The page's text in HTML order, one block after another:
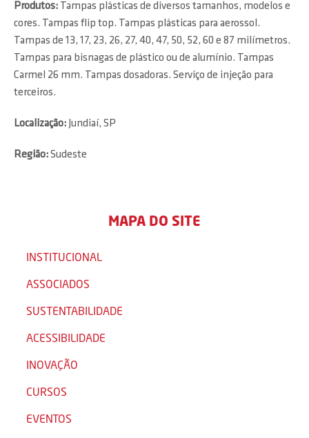
Produtos: Tampas plásticas de diversos tamanhos, modelos e
cores. Tampas flip top. Tampas plásticas para aerossol.
Tampas de 13, 17, 23, 26, 27, 40, 47, 50, 52, 60 e 87 milímetros.
Tampas para bisnagas de plástico ou de alumínio. Tampas
Carmel 26 mm. Tampas dosadoras. Serviço de injeção para
terceiros.
Localização: Jundiaí, SP
Região:Sudeste
MAPA DO SITE
INSTITUCIONAL
ASSOCIADOS
SUSTENTABILIDADE
ACESSIBILIDADE
INOVAÇÃO
CURSOS
EVENTOS